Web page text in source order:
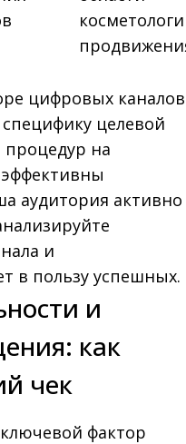
цифровых каналов
целевой
на
аудитория активно
и
в пользу успешных.
и
как
чек
фактор